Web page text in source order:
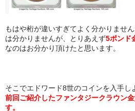
もはや桁が違いすぎてよく分かりませ
は分かりませんが、とりあえず5ポンド
なのはお分かり頂けたと思います。
そこでエドワード8世のコインを入手し
前回ご紹介したファンタジークラウン
す。